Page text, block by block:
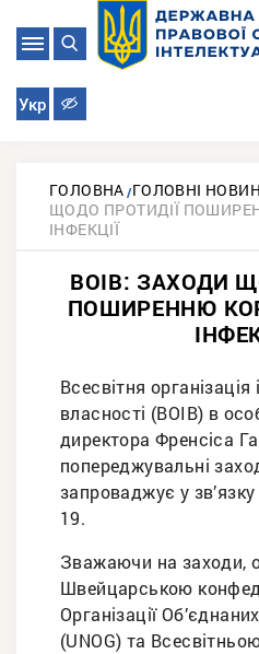
Укр
ГОЛОВНА ГОЛОВНІ
ЩОДО ПРОТИДІЇ
ІНФЕКЦІЇ
ВОІВ: ЗАХОДИ
ПОШИРЕННЮ
Всесвітня організація
власності (ВОІВ) в
директора Френсіса
попереджувальні
запроваджує у
19.
Зважаючи на заходи,
Швейцарською
Організації
(UNOG) та